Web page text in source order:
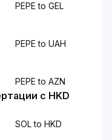
PEPE to GEL
PEPE to UAH
PEPE to AZN
с HKD
SOL to HKD